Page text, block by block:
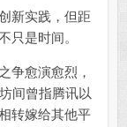
新实践，但距
只是时间。
愈演愈烈，
间曾指腾讯以
转嫁给其他平